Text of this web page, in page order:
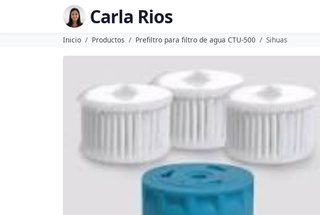
Carla Rios
Inicio Productos Prefiltro para filtro de agua CTU-500 Sihuas